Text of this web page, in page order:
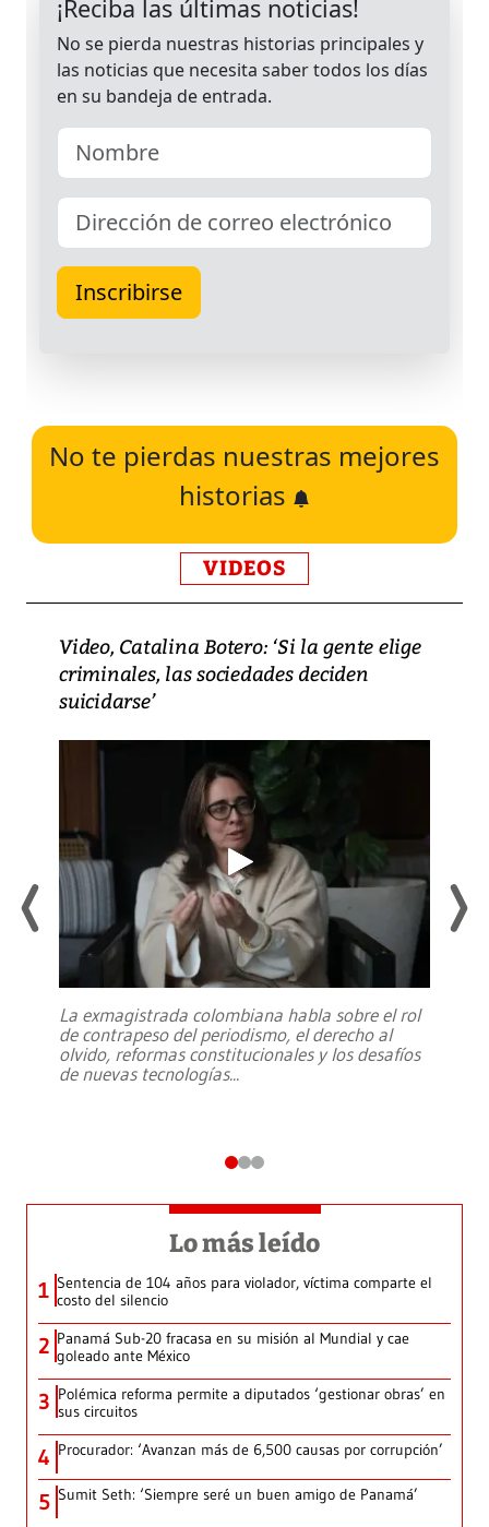
No te pierdas nuestras mejores
historias
VIDEOS
Video, Catalina Botero: ‘Si la gente elige
criminales, las sociedades deciden
suicidarse’
La exmagistrada colombiana habla sobre el rol
de contrapeso del periodismo, el derecho al
olvido, reformas constitucionales y los desafíos
de nuevas tecnologías...
Lo más leído
1 Sentencia de 104 años para violador, víctima comparte el
costo del silencio
2 Panamá Sub-20 fracasa en su misión al Mundial y cae
goleado ante México
3 Polémica reforma permite a diputados ‘gestionar obras’ en
sus circuitos
4 Procurador: ‘Avanzan más de 6,500 causas por corrupción’
5 Sumit Seth: ‘Siempre seré un buen amigo de Panamá’